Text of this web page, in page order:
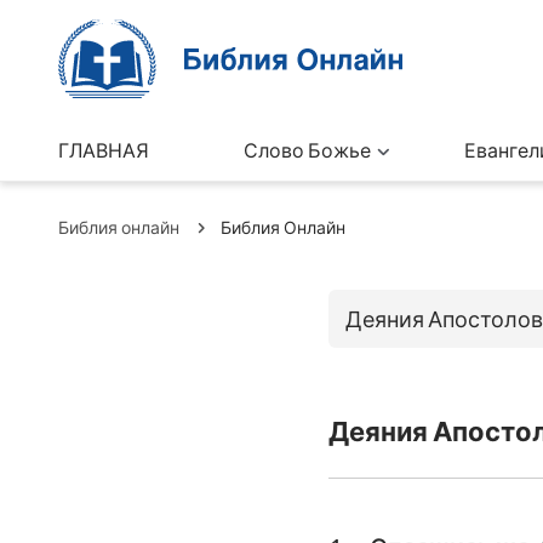
ГЛАВНАЯ Слово Божье
Библия онлайн Библия Онлайн
Деяния Апостолов
Книги
Деяния